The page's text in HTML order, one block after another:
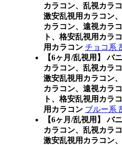
カラコン、乱視カラ
激安乱視用カラコン
カラコン、遠視カラ
ト、格安乱視用カラ
用カラコン チョコ系
【6ヶ月/乱視用】 バ
カラコン、乱視カラ
激安乱視用カラコン
カラコン、遠視カラ
ト、格安乱視用カラ
用カラコン ブルー系
【6ヶ月/乱視用】 バ
カラコン、乱視カラ
激安乱視用カラコン